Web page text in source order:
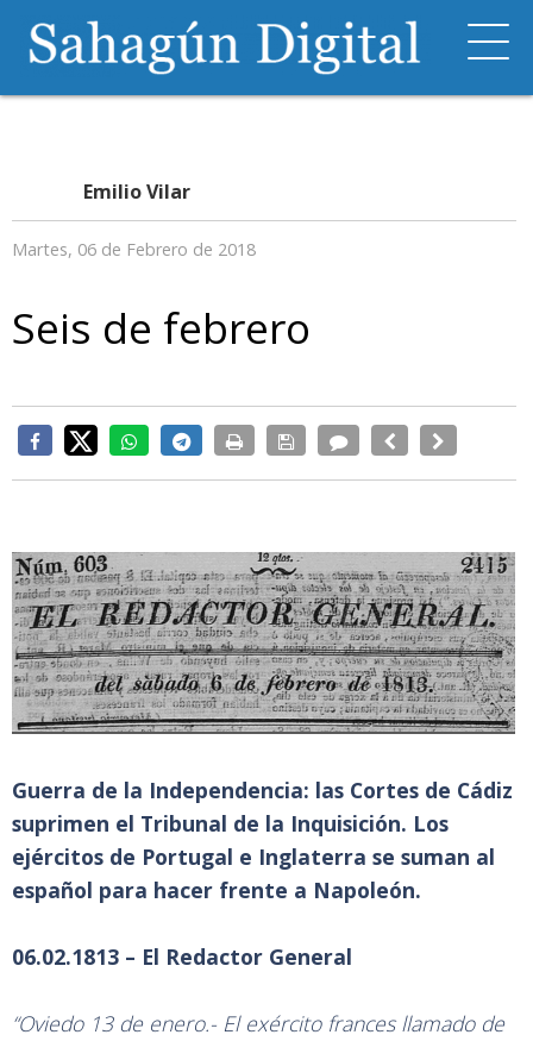
Emilio Vilar
Martes, 06 de Febrero de 2018
Seis de febrero
Guerra de la Independencia: las Cortes de Cádiz
suprimen el Tribunal de la Inquisición. Los
ejércitos de Portugal e Inglaterra se suman al
español para hacer frente a Napoleón.
06.02.1813 – El Redactor General
“Oviedo 13 de enero.- El exército frances llamado de